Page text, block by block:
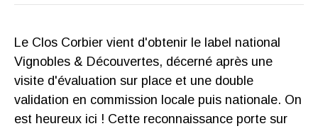
Le Clos Corbier vient d'obtenir le label national
Vignobles & Découvertes, décerné après une
visite d'évaluation sur place et une double
validation en commission locale puis nationale. On
est heureux ici ! Cette reconnaissance porte sur